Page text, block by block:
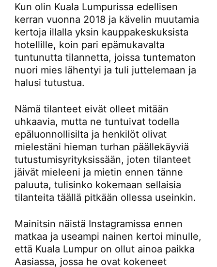
Kun olin Kuala Lumpurissa edellisen
kerran vuonna 2018 ja kävelin muutamia
kertoja illalla yksin kauppakeskuksista
hotellille, koin pari epämukavalta
tuntunutta tilannetta, joissa tuntematon
nuori mies lähentyi ja tuli juttelemaan ja
halusi tutustua.
Nämä tilanteet eivät olleet mitään
uhkaavia, mutta ne tuntuivat todella
epäluonnollisilta ja henkilöt olivat
mielestäni hieman turhan päällekäyviä
tutustumisyrityksissään, joten tilanteet
jäivät mieleeni ja mietin ennen tänne
paluuta, tulisinko kokemaan sellaisia
tilanteita täällä pitkään ollessa useinkin.
Mainitsin näistä Instagramissa ennen
matkaa ja useampi nainen kertoi minulle,
että Kuala Lumpur on ollut ainoa paikka
Aasiassa, jossa he ovat kokeneet